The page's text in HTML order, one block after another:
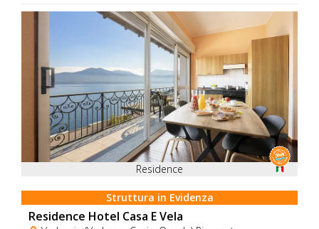
Residence
Struttura in Evidenza
Residence Hotel Casa E Vela